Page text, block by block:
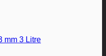
mm 3 Litre